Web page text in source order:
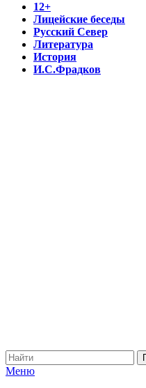
12+
Лицейские беседы
Русский Север
Литература
История
И.С.Фрадков
Меню